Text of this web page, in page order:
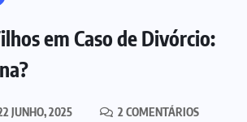
em Caso de Divórcio:
JUNHO, 2025
2 COMENTÁRIOS